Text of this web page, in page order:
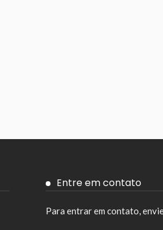
Entre em contato
Para entrar em contato,